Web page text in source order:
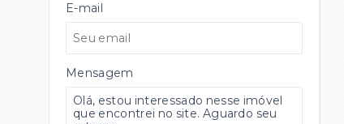
E-mail
Mensagem